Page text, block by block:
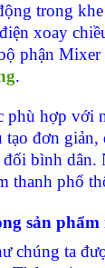
trong
xoay
phận
.
hợp với
tạo đơn
bình dân.
thanh phổ
sản phẩm
ta